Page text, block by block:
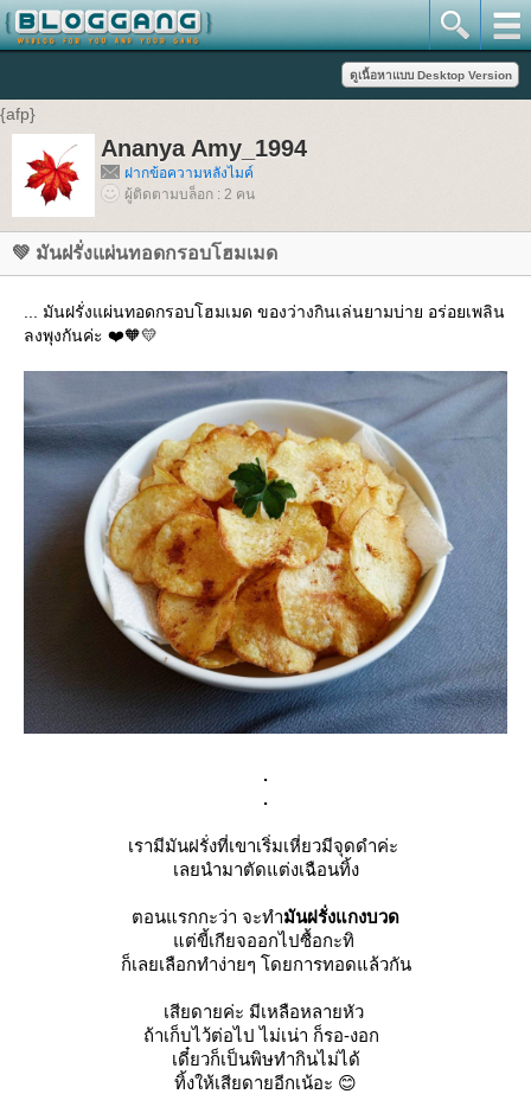
{afp}
Ananya Amy_1994
ฝากข้อความหลังไมค์
ผู้ติดตามบล็อก : 2 คน
💚 มันฝรั่งแผ่นทอดกรอบโฮมเมด
... มันฝรั่งแผ่นทอดกรอบโฮมเมด ของว่างกินเล่นยามบ่าย อร่อยเพลิน
ลงพุงกันค่ะ ❤️🧡💛
.
.
เรามีมันฝรั่งที่เขาเริ่มเหี่ยวมีจุดดำค่ะ
เลยนำมาตัดแต่งเฉือนทิ้ง
ตอนแรกกะว่า จะทำมันฝรั่งแกงบวด
แต่ขี้เกียจออกไปซื้อกะทิ
ก็เลยเลือกทำง่ายๆ โดยการทอดแล้วกัน
เสียดายค่ะ มีเหลือหลายหัว
ถ้าเก็บไว้ต่อไป ไม่เน่า ก็รอ-งอก
เดี๋ยวก็เป็นพิษทำกินไม่ได้
ทิ้งให้เสียดายอีกเน้อะ 😊